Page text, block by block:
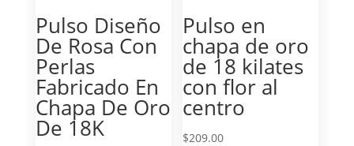
Pulso Diseño
De Rosa Con
Perlas
Fabricado En
Chapa De Oro
De 18K
Pulso en
chapa de oro
de 18 kilates
con flor al
centro
$209.00